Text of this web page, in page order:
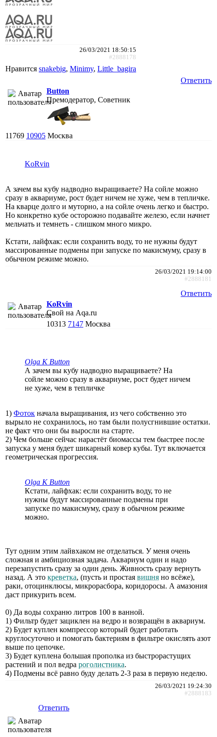
26/03/2021 18:50:15
#2888178
Нравится snakebig, Minimy, Little_bagira
Ответить
Button
Премодератор, Советник
11769 10905 Москва
KoRvin
А зачем вы кубу надводно выращиваете? На сойле можно
сразу в аквариуме, рост будет ничем не хуже, чем в тепличке.
На кварце долго и муторно, а на сойле очень легко и быстро.
Но конкретно кубе осторожно подавайте железо, если начнет
мельчать и темнеть - слишком много микро.
Кстати, лайфхак: если сохранить воду, то не нужны будут
массированные подмены при запуске по макисмуму, сразу в
обычном режиме можно.
26/03/2021 19:14:00
#2888181
Ответить
KoRvin
Свой на Aqa.ru
10313 7147 Москва
Olga K Button
А зачем вы кубу надводно выращиваете? На
сойле можно сразу в аквариуме, рост будет ничем
не хуже, чем в тепличке
1) Фоток начала выращивания, из чего собственно это
вырыло не сохранилось, но там были полусгнившие остатки.
не факт что они бы выросли на старте.
2) Чем больше сейчас нарастёт биомассы тем быстрее после
запуска у меня будет шикарный ковер кубы. Тут включается
геометрическая прогрессия.
Olga K Button
Кстати, лайфхак: если сохранить воду, то не
нужны будут массированные подмены при
запуске по макисмуму, сразу в обычном режиме
можно.
Тут одним этим лайвхаком не отделаться. У меня очень
сложная и амбициозная задача. Аквариум один и надо
перезапустить сразу за один день. Живность сразу вернуть
назад. А это креветка, (пусть и простая вишня но всёже),
раки, отоцинклюсы, микрорасбора, коридоросы. А амазония
даст прикурить всем.
0) Да воды сохраню литров 100 в ванной.
1) Фильтр будет зациклен на ведро и возвращён в аквариум.
2) Будет куплен компрессор который будет работать
круглосуточно и помогать бактериям в фильтре окислять азот
выше по цепочке.
3) Будет куплена большая прополка из быстрорастущих
растений и пол ведра роголистника.
4) Подмены всё равно буду делать 2-3 раза в первую неделю.
26/03/2021 19:24:30
#2888183
Ответить